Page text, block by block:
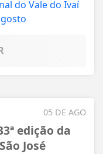
05 DE AGO
edição da
José